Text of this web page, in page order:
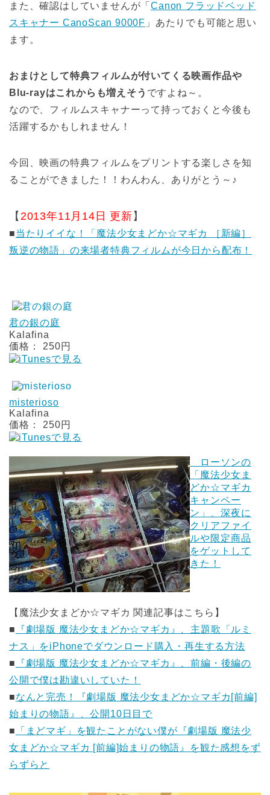
また、確認はしていませんが「Canon フラッドベッド
スキャナー CanoScan 9000F 」あたりでも可能と思い
ます。
おまけとして特典フィルムが付いてくる映画作品や
Blu-rayはこれからも増えそう ですよね～。
なので、フィルムスキャナーって持っておくと今後も
活躍するかもしれません！
今回、映画の特典フィルムをプリントする楽しさを知
ることができました！！わんわん、ありがとう～♪
【 2013年11月14日 更新 】
■当たりイイな！「魔法少女まどか☆マギカ ［新編］
叛逆の物語」の来場者特典フィルムが今日から配布！
君の銀の庭
Kalafina
価格： 250円
misterioso
Kalafina
価格： 250円
ローソンの
「魔法少女ま
どか☆マギカ
キャンペー
ン」、深夜に
クリアファイ
ルや限定商品
をゲットして
きた！
【魔法少女まどか☆マギカ 関連記事はこちら】
■
『劇場版 魔法少女まどか☆マギカ』、主題歌「ルミ
ナス」をiPhoneでダウンロード購入・再生する方法
■
『劇場版 魔法少女まどか☆マギカ』、前編・後編の
公開で僕は勘違いしていた！
■なんと完売！『劇場版 魔法少女まどか☆マギカ[前編]
始まりの物語』、公開10日目で
■
「まどマギ」を観たことがない僕が『劇場版 魔法少
女まどか☆マギカ [前編]始まりの物語』を観た感想をず
らずらと